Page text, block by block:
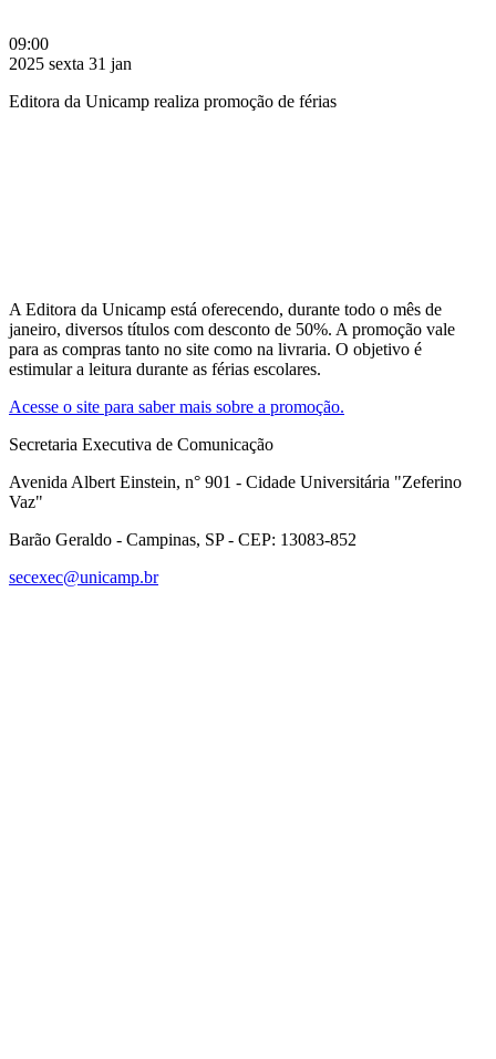
09:00
2025 sexta 31 jan
Editora da Unicamp realiza promoção de férias
A Editora da Unicamp está oferecendo, durante todo o mês de
janeiro, diversos títulos com desconto de 50%. A promoção vale
para as compras tanto no site como na livraria. O objetivo é
estimular a leitura durante as férias escolares.
Acesse o site para saber mais sobre a promoção.
Secretaria Executiva de Comunicação
Avenida Albert Einstein, n° 901 - Cidade Universitária "Zeferino
Vaz"
Barão Geraldo - Campinas, SP - CEP: 13083-852
secexec@unicamp.br